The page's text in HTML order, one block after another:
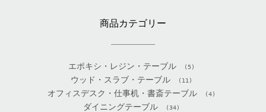
商品カテゴリー
エポキシ・レジン・テーブル (5)
ウッド・スラブ・テーブル (11)
オフィスデスク・仕事机・書斎テーブル (4)
ダイニングテーブル (34)